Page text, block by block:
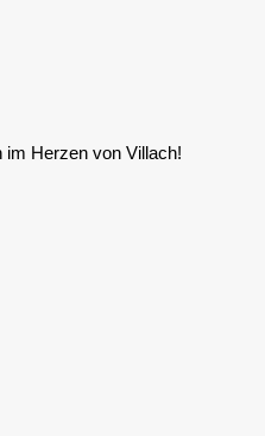
im Her­zen von Vil­lach!